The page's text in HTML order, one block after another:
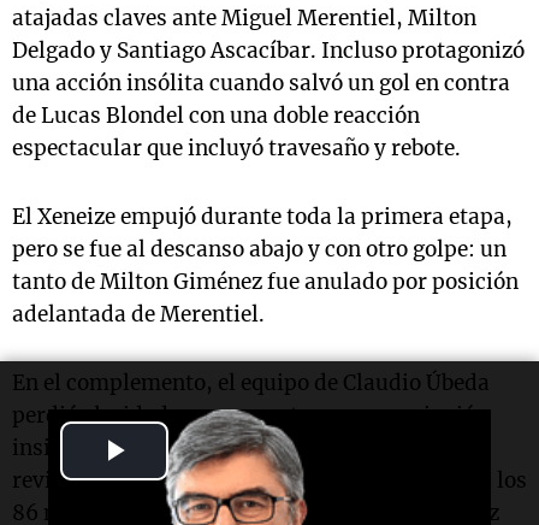
Play
Video
atajadas claves ante Miguel Merentiel, Milton
Delgado y Santiago Ascacíbar. Incluso protagonizó
una acción insólita cuando salvó un gol en contra
de Lucas Blondel con una doble reacción
espectacular que incluyó travesaño y rebote.
El Xeneize empujó durante toda la primera etapa,
pero se fue al descanso abajo y con otro golpe: un
tanto de Milton Giménez fue anulado por posición
adelantada de Merentiel.
En el complemento, el equipo de Claudio Úbeda
perdió claridad por momentos, aunque siguió
insistiendo. El ingreso del Changuito Zeballos
revitalizó el ataque y Boca encontró el empate a los
86 minutos casi de manera accidental: Galíndez